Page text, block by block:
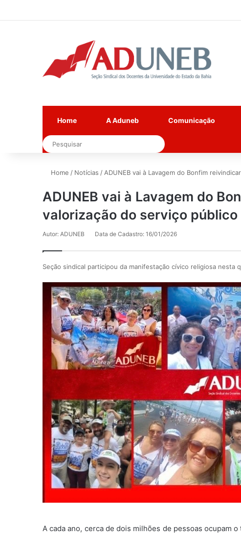
Home A Aduneb Comunicação
Pesquisar
Home / Notícias / ADUNEB vai à Lavagem do Bonfim
ADUNEB vai à Lavagem do
valorização do serviço público
Autor: ADUNEB Data de Cadastro: 16/01/2026
Seção sindical participou da manifestação cívico religiosa nesta
A cada ano, cerca de dois milhões de pessoas ocupam